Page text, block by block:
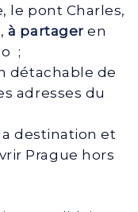
le pont Charles,
à partageren
;
détachable de
adresses du
destination et
Prague hors